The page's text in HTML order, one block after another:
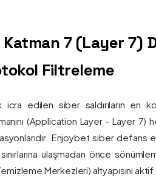
Katman 7 (Layer 7)
Filtreleme
icra edilen siber saldırıların en
(Application Layer - Layer 7)
Enjoybet siber
ulaşmadan önce
Merkezleri) altyapısını